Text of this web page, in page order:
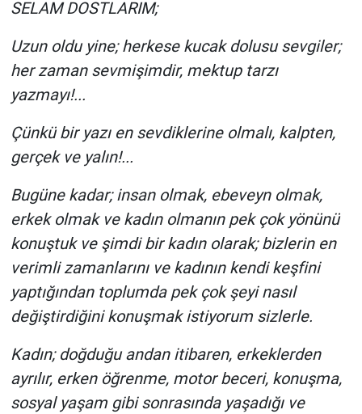
SELAM DOSTLARIM;
Uzun oldu yine; herkese kucak dolusu sevgiler;
her zaman sevmişimdir, mektup tarzı
yazmayı!...
Çünkü bir yazı en sevdiklerine olmalı, kalpten,
gerçek ve yalın!...
Bugüne kadar; insan olmak, ebeveyn olmak,
erkek olmak ve kadın olmanın pek çok yönünü
konuştuk ve şimdi bir kadın olarak; bizlerin en
verimli zamanlarını ve kadının kendi keşfini
yaptığından toplumda pek çok şeyi nasıl
değiştirdiğini konuşmak istiyorum sizlerle.
Kadın; doğduğu andan itibaren, erkeklerden
ayrılır, erken öğrenme, motor beceri, konuşma,
sosyal yaşam gibi sonrasında yaşadığı ve